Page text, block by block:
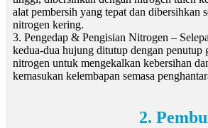
alat pembersih yang tepat dan dibersihkan
nitrogen kering.
3. Pengedap & Pengisian Nitrogen –
kedua-dua hujung ditutup dengan penutup
nitrogen untuk mengekalkan kebersihan
kemasukan kelembapan semasa
2.